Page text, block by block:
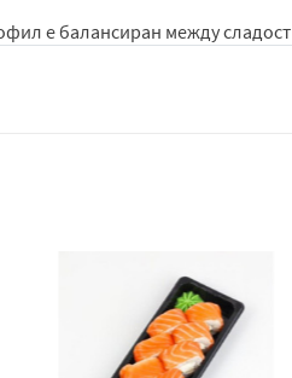
е балансиран между
предлагат класическо
Orion International Euro LLC,